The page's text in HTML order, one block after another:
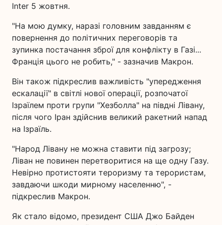
Inter 5 жовтня.
"На мою думку, наразі головним завданням є
повернення до політичних переговорів та
зупинка постачання зброї для конфлікту в Газі...
Франція цього не робить," - зазначив Макрон.
Він також підкреслив важливість "упередження
ескалації" в світлі нової операції, розпочатої
Ізраїлем проти групи "Хезболла" на півдні Лівану,
після чого Іран здійснив великий ракетний напад
на Ізраїль.
"Народ Лівану не можна ставити під загрозу;
Ліван не повинен перетворитися на ще одну Газу.
Невірно протистояти тероризму та терористам,
завдаючи шкоди мирному населенню", -
підкреслив Макрон.
Як стало відомо, президент США Джо Байден